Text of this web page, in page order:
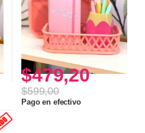
$479,20
$599,00
Pago en efectivo